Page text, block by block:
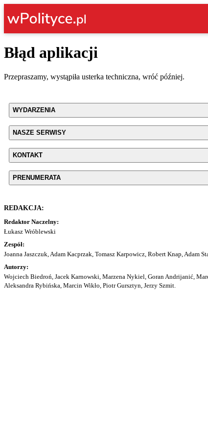
Błąd aplikacji
Przepraszamy, wystąpiła usterka techniczna, wróć później.
WYDARZENIA
NASZE SERWISY
KONTAKT
PRENUMERATA
REDAKCJA:
Redaktor Naczelny:
Łukasz Wróblewski
Zespół:
Joanna Jaszczuk, Adam Kacprzak, Tomasz Karpowicz, Robert Knap,
Autorzy:
Wojciech Biedroń, Jacek Karnowski, Marzena Nykiel, Goran Andrijanić,
Aleksandra Rybińska, Marcin Wikło, Piotr Gursztyn, Jerzy Szmit.